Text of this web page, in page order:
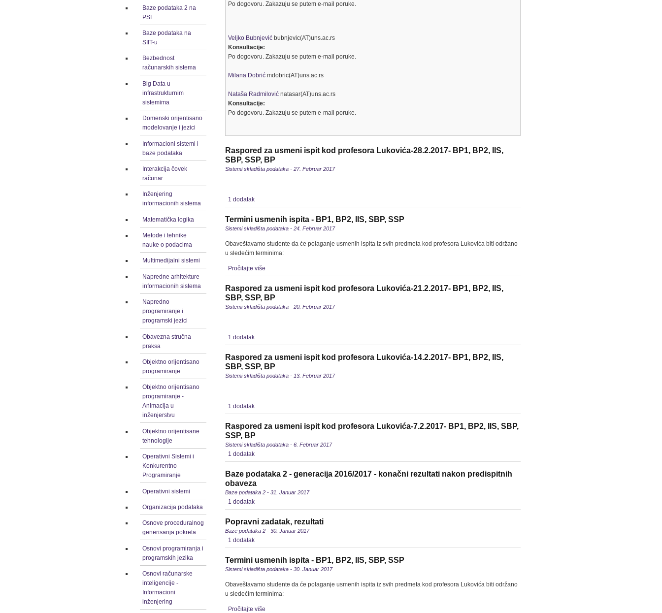
Baze podataka 2 na
PSI
Baze podataka na
SIIT-u
Bezbednost
računarskih sistema
Big Data u
infrastrukturnim
sistemima
Domenski orijentisano
modelovanje i jezici
Informacioni sistemi i
baze podataka
Interakcija čovek
računar
Inženjering
informacionih sistema
Matematička logika
Metode i tehnike
nauke o podacima
Multimedijalni sistemi
Napredne arhitekture
informacionih sistema
Napredno
programiranje i
programski jezici
Obavezna stručna
praksa
Objektno orijentisano
programiranje
Objektno orijentisano
programiranje -
Animacija u
inženjerstvu
Objektno orijentisane
tehnologije
Operativni Sistemi i
Konkurentno
Programiranje
Operativni sistemi
Organizacija podataka
Osnove proceduralnog
generisanja pokreta
Osnovi programiranja i
programskih jezika
Osnovi računarske
inteligencije -
Informacioni
inženjering
Po dogovoru. Zakazuju se putem e-mail poruke.
Veljko Bubnjević bubnjevic(AT)uns.ac.rs
Konsultacije:
Po dogovoru. Zakazuju se putem e-mail poruke.
Milana Dobrić mdobric(AT)uns.ac.rs
Nataša Radmilović natasar(AT)uns.ac.rs
Konsultacije:
Po dogovoru. Zakazuju se putem e-mail poruke.
Raspored za usmeni ispit kod profesora Lukovića-28.2.2017- BP1, BP2, IIS,
SBP, SSP, BP
Sistemi skladišta podataka - 27. Februar 2017
1 dodatak
Termini usmenih ispita - BP1, BP2, IIS, SBP, SSP
Sistemi skladišta podataka - 24. Februar 2017
Obaveštavamo studente da će polaganje usmenih ispita iz svih predmeta kod profesora Lukovića biti održano
u sledećim terminima:
Pročitajte više
Raspored za usmeni ispit kod profesora Lukovića-21.2.2017- BP1, BP2, IIS,
SBP, SSP, BP
Sistemi skladišta podataka - 20. Februar 2017
1 dodatak
Raspored za usmeni ispit kod profesora Lukovića-14.2.2017- BP1, BP2, IIS,
SBP, SSP, BP
Sistemi skladišta podataka - 13. Februar 2017
1 dodatak
Raspored za usmeni ispit kod profesora Lukovića-7.2.2017- BP1, BP2, IIS, SBP,
SSP, BP
Sistemi skladišta podataka - 6. Februar 2017
1 dodatak
Baze podataka 2 - generacija 2016/2017 - konačni rezultati nakon predispitnih
obaveza
Baze podataka 2 - 31. Januar 2017
1 dodatak
Popravni zadatak, rezultati
Baze podataka 2 - 30. Januar 2017
1 dodatak
Termini usmenih ispita - BP1, BP2, IIS, SBP, SSP
Sistemi skladišta podataka - 30. Januar 2017
Obaveštavamo studente da će polaganje usmenih ispita iz svih predmeta kod profesora Lukovića biti održano
u sledećim terminima:
Pročitajte više